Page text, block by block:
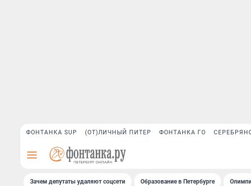
ФОНТАНКА SUP (ОТ)ЛИЧНЫЙ ПИТЕР ФОНТАНКА ГО
Зачем депутаты удаляют соцсети Образование в Петербурге